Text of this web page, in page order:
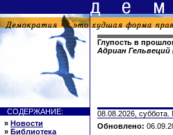
Глупость в
Адриан
СОДЕРЖАНИЕ:
» Новости
» Библиотека
08.08.2026,
Обновлено: